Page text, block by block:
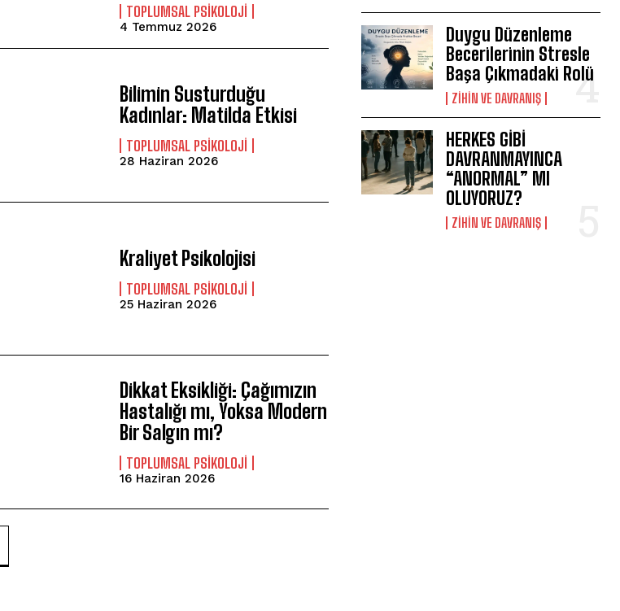
TOPLUMSAL PSIKOLOJI
4 Temmuz 2026
Bilimin Susturduğu
Kadınlar: Matilda Etkisi
TOPLUMSAL PSIKOLOJI
28 Haziran 2026
Kraliyet Psikolojisi
TOPLUMSAL PSIKOLOJI
25 Haziran 2026
Dikkat Eksikliği: Çağımızın
Hastalığı mı, Yoksa Modern
Bir Salgın mı?
TOPLUMSAL PSIKOLOJI
16 Haziran 2026
Duygu Düzenleme
Becerilerinin Stresle
Başa Çıkmadaki Rolü
⁠ZIHIN VE DAVRANIŞ
HERKES GİBİ
DAVRANMAYINCA
“ANORMAL” MI
OLUYORUZ?
⁠ZIHIN VE DAVRANIŞ